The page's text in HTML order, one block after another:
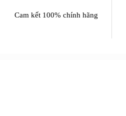
Cam kết 100% chính hãng